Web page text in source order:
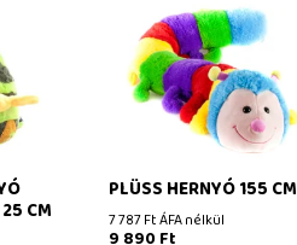
CM
Plüss hernyó 155 cm
PLÜSS HERNYÓ 155 CM
7 787 Ft ÁFA nélkül
9 890 Ft